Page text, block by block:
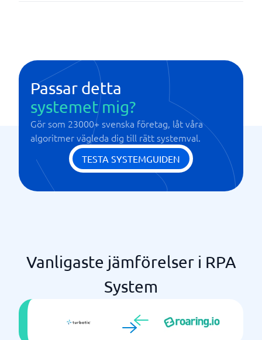
Low-code funktionaliteter
Visualiserade processer
Passar detta
systemet mig?
Gör som 23000+ svenska företag, låt våra
algoritmer vägleda dig till rätt systemval.
TESTA SYSTEMGUIDEN
Vanligaste jämförelser i RPA
System